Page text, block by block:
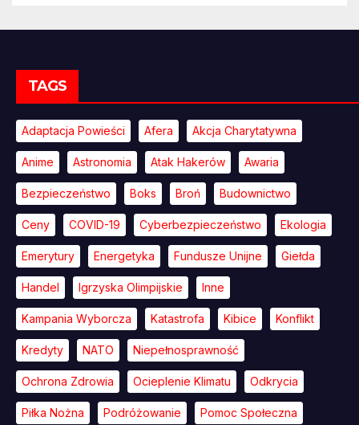
TAGS
Adaptacja Powieści Afera Akcja Charytatywna
Anime Astronomia Atak Hakerów Awaria
Bezpieczeństwo Boks Broń Budownictwo
Ceny COVID-19 Cyberbezpieczeństwo Ekologia
Emerytury Energetyka Fundusze Unijne Giełda
Handel Igrzyska Olimpijskie Inne
Kampania Wyborcza Katastrofa Kibice Konflikt
Kredyty NATO Niepełnosprawność
Ochrona Zdrowia Ocieplenie Klimatu Odkrycia
Piłka Nożna Podróżowanie Pomoc Społeczna